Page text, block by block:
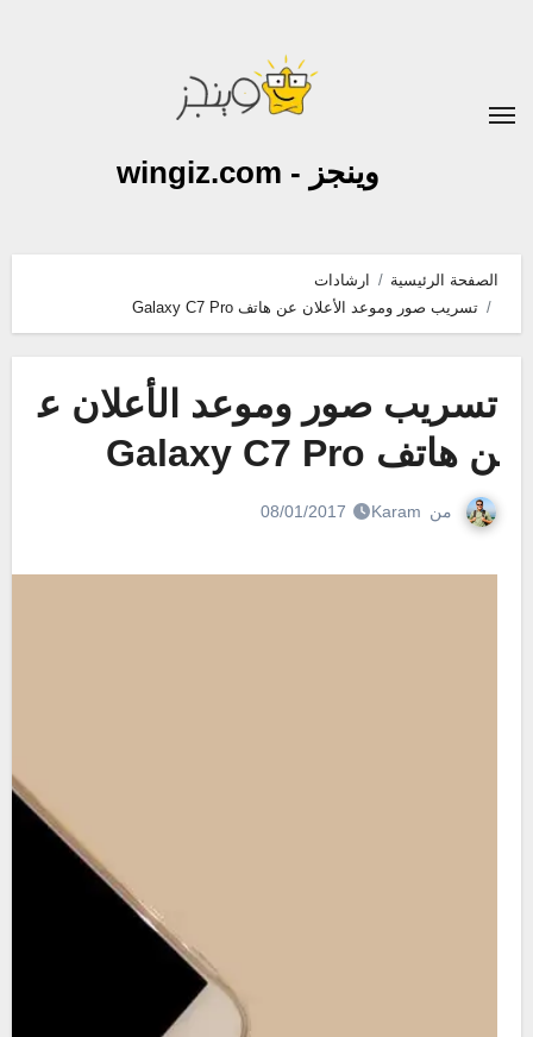
وينجز - wingiz.com
الصفحة الرئيسية
ارشادات
تسريب صور وموعد الأعلان عن هاتف Galaxy C7 Pro
تسريب صور وموعد الأعلان ع
ن هاتف Galaxy C7 Pro
من Karam
08/01/2017